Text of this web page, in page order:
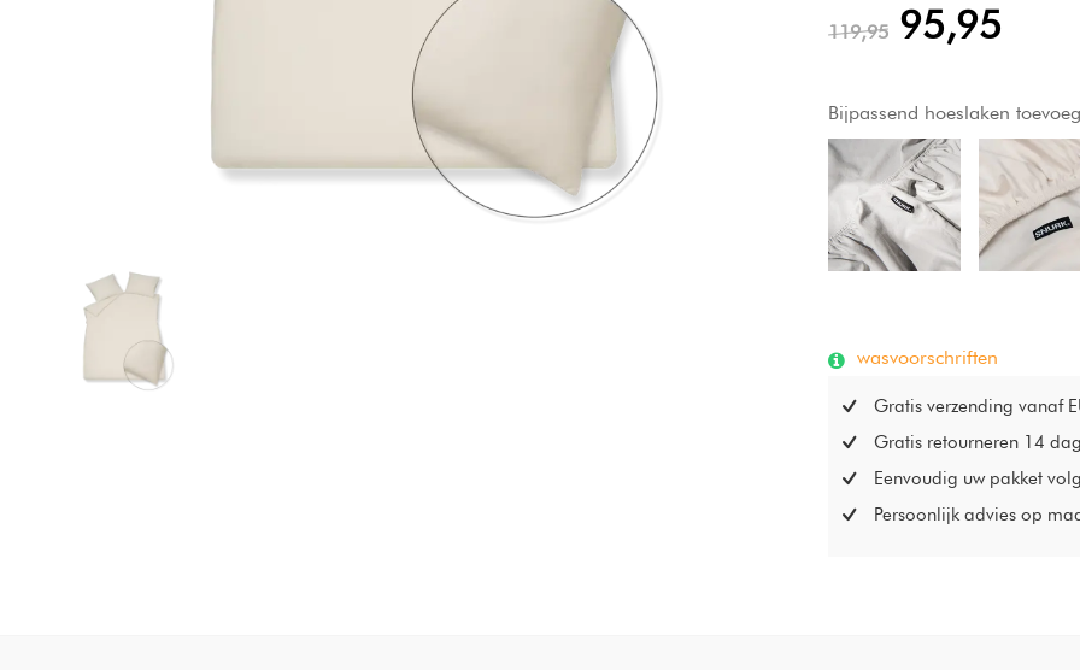
slaapklimaat en goede
119,95 95,95
Bijpassend hoeslaken
wasvoorschriften
Gratis verzending vanaf
Gratis retourneren 14
Eenvoudig uw pakket
Persoonlijk advies op